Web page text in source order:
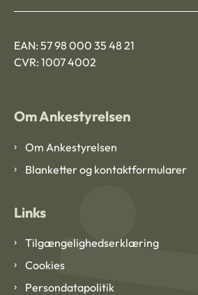
EAN: 57 98 000 35 48 21
CVR: 1007 4002
Om Ankestyrelsen
Om Ankestyrelsen
Blanketter og kontaktformularer
Links
Tilgængelighedserklæring
Cookies
Persondatapolitik